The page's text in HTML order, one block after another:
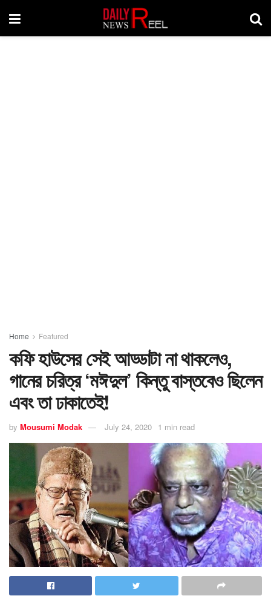
Home Featured
কফি হাউসের সেই আড্ডাটা না থাকলেও,
গানের চরিত্র ‘মঈদুল’ কিন্তু বাস্তবেও ছিলেন
এবং তা ঢাকাতেই!
by Mousumi Modak July 24, 2020 1 min read